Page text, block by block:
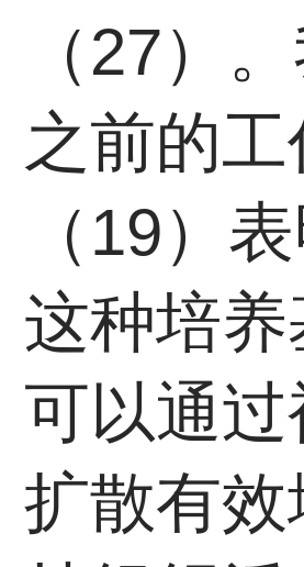
（27）
之前的工
（19）表
这种培养
可以通过
扩散有效